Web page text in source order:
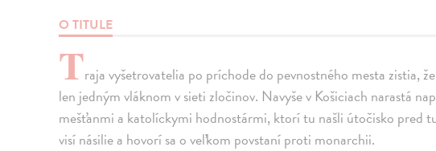
O TITULE
Traja vyšetrovatelia po príchode do pevnostného mesta zistia,
len jedným vláknom v sieti zločinov. Navyše v Košiciach narastá
mešťanmi a katolíckymi hodnostármi, ktorí tu našli útočisko pred
visí násilie a hovorí sa o veľkom povstaní proti monarchii.